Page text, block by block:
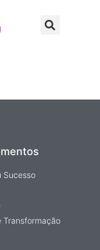
Sucesso
Transformação